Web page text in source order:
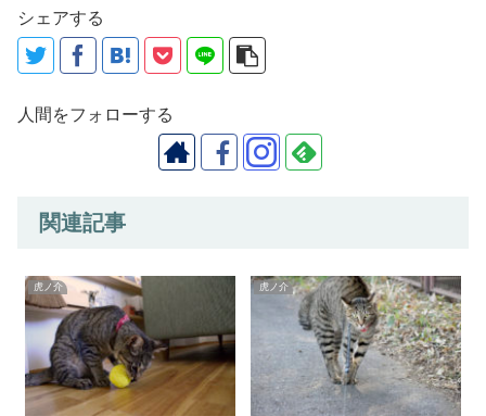
シェアする
人間をフォローする
関連記事
虎ノ介 虎ノ介